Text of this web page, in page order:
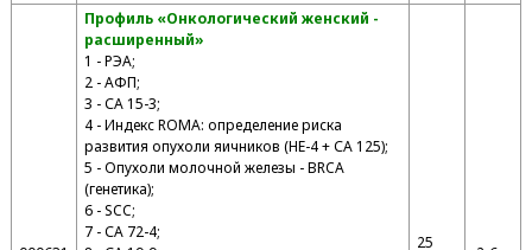
Профиль «Онкологический женский -
расширенный»
1 - РЭА;
2 - АФП;
3 - СА 15-3;
4 - Индекс ROMA: определение риска
развития опухоли яичников (HE-4 + СА 125);
5 - Опухоли молочной железы - BRCA
(генетика);
6 - SCC;
7 - СА 72-4;
25